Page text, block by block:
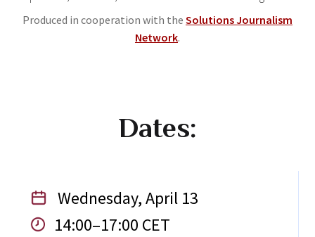
Produced in cooperation with the Solutions Journalism
Network.
Dates:
Wednesday, April 13
14:00–17:00 CET